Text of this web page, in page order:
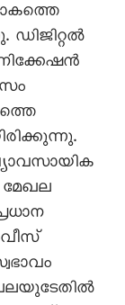
ഡിജിറ്റൽ